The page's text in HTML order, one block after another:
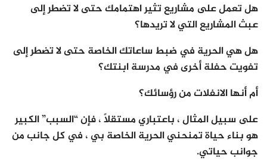
هل تعمل على مشاريع تثير اهتمامك حتى لا تضطر إلى
عبث المشاريع التي لا تريدها؟
هل هي الحرية في ضبط ساعاتك الخاصة حتى لا تضطر إلى
تفويت حفلة أخرى في مدرسة ابنتك؟
أم أنها الانفلات من رؤسائك؟
على سبيل المثال ، باعتباري مستقلاً ، فإن “السبب” الكبير
هو بناء حياة تمنحني الحرية الخاصة بي ، في كل جانب من
جوانب حياتي.